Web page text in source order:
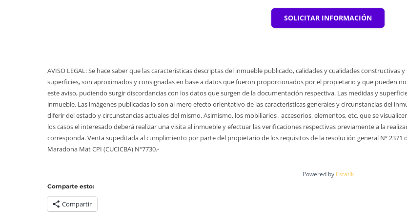
SOLICITAR INFORMACIÓN
AVISO LEGAL: Se hace saber que las características descriptas del inmueble publicado, calidades y cualidades
superficies, son aproximados y consignadas en base a datos que fueron proporcionados por el propietario y que pueden
este aviso, pudiendo surgir discordancias con los datos que surgen de la documentación respectiva. Las medidas y
inmueble. Las imágenes publicadas lo son al mero efecto orientativo de las características generales y circunstancias del
diferir del estado y circunstancias actuales del mismo. Asimismo, los mobiliarios , accesorios, elementos, etc, que se
los casos el interesado deberá realizar una visita al inmueble y efectuar las verificaciones respectivas previamente a la
corresponda. Venta supeditada al cumplimiento por parte del propietario de los requisitos de la resolución general Nº 2371
Maradona Mat CPI (CUCICBA) Nº7730.-
Powered by Estatik
Comparte esto:
Compartir